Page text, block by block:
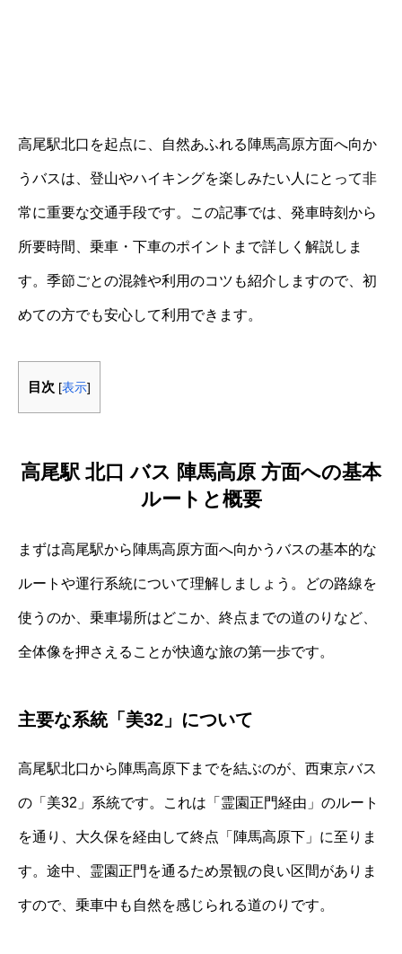
高尾駅北口を起点に、自然あふれる陣馬高原方面へ向か
うバスは、登山やハイキングを楽しみたい人にとって非
常に重要な交通手段です。この記事では、発車時刻から
所要時間、乗車・下車のポイントまで詳しく解説しま
す。季節ごとの混雑や利用のコツも紹介しますので、初
めての方でも安心して利用できます。
目次 [表示]
高尾駅 北口 バス 陣馬高原 方面への基本
ルートと概要
まずは高尾駅から陣馬高原方面へ向かうバスの基本的な
ルートや運行系統について理解しましょう。どの路線を
使うのか、乗車場所はどこか、終点までの道のりなど、
全体像を押さえることが快適な旅の第一歩です。
主要な系統「美32」について
高尾駅北口から陣馬高原下までを結ぶのが、西東京バス
の「美32」系統です。これは「霊園正門経由」のルート
を通り、大久保を経由して終点「陣馬高原下」に至りま
す。途中、霊園正門を通るため景観の良い区間がありま
すので、乗車中も自然を感じられる道のりです。